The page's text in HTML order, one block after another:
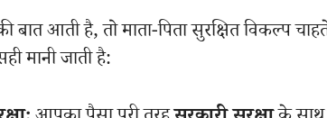
आती है, तो माता-पिता सुरक्षित विकल्प
मानी जाती है: